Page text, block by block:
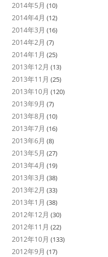
2014年5月 (10)
2014年4月 (12)
2014年3月 (16)
2014年2月 (7)
2014年1月 (25)
2013年12月 (13)
2013年11月 (25)
2013年10月 (120)
2013年9月 (7)
2013年8月 (10)
2013年7月 (16)
2013年6月 (8)
2013年5月 (27)
2013年4月 (19)
2013年3月 (38)
2013年2月 (33)
2013年1月 (38)
2012年12月 (30)
2012年11月 (22)
2012年10月 (133)
2012年9月 (17)